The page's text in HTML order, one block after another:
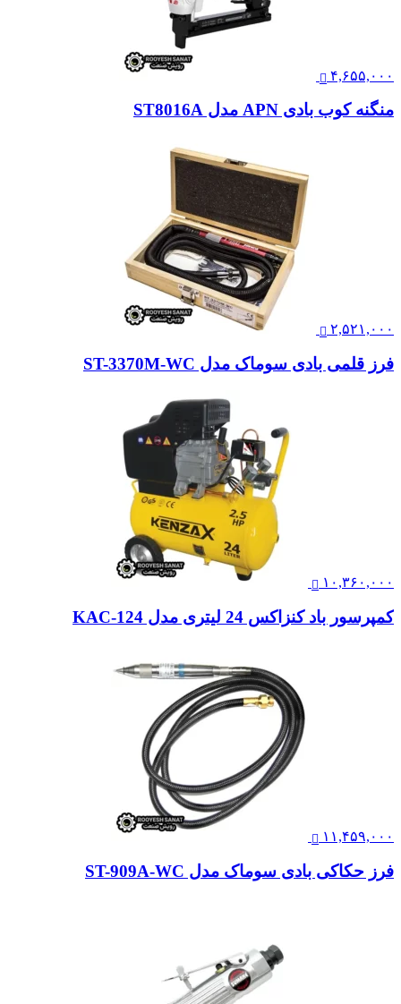
۴,۶۵۵,۰۰۰
منگنه کوب بادی APN مدل ST8016A
۲,۵۲۱,۰۰۰
فرز قلمی بادی سوماک مدل ST-3370M-WC
۱۰,۳۶۰,۰۰۰
کمپرسور باد کنزاکس 24 لیتری مدل KAC-124
۱۱,۴۵۹,۰۰۰
فرز حکاکی بادی سوماک مدل ST-909A-WC